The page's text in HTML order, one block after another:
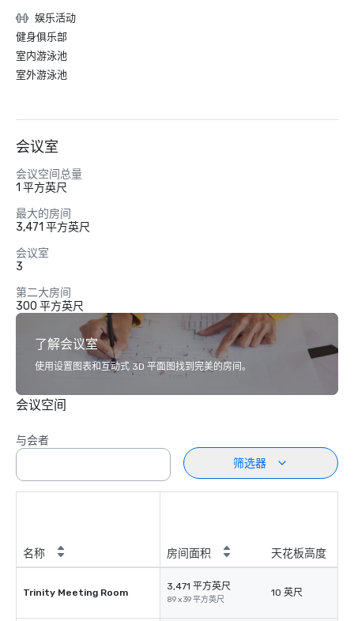
娱乐活动
健身俱乐部
室内游泳池
室外游泳池
会议室
会议空间总量
1 平方英尺
最大的房间
3,471 平方英尺
会议室
3
第二大房间
300 平方英尺
了解会议室
使用设置图表和互动式 3D 平面图找到完美的房间。
会议空间
与会者
筛选器
名称 房间面积 天花板高度
Trinity Meeting Room
3,471 平方英尺
89 x 39 平方英尺
10 英尺